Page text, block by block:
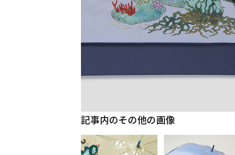
記事内のその他の画像